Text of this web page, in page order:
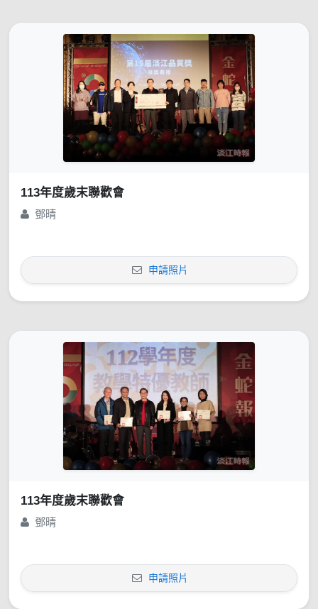
113年度歲末聯歡會
鄧晴
申請照片
113年度歲末聯歡會
鄧晴
申請照片